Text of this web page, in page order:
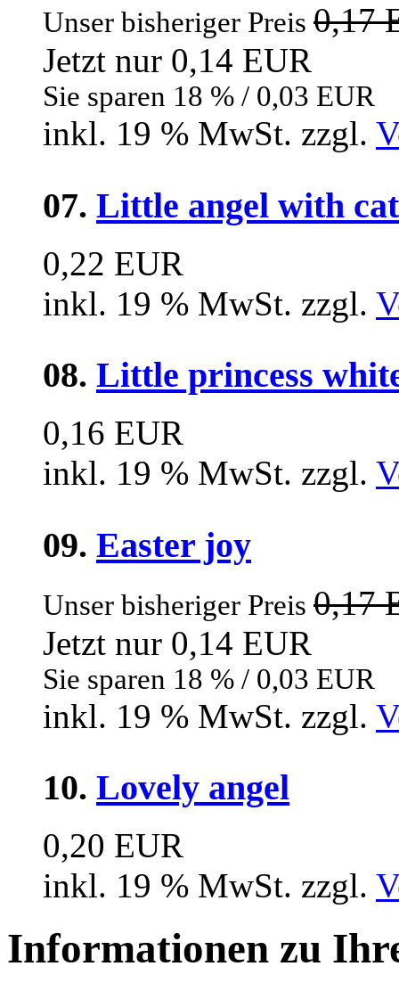
Unser bisheriger Preis 0,17
Jetzt nur 0,14 EUR
Sie sparen 18 % / 0,03 EUR
inkl. 19 % MwSt. zzgl.
07. Little angel with cat
0,22 EUR
inkl. 19 % MwSt. zzgl.
08. Little princess
0,16 EUR
inkl. 19 % MwSt. zzgl.
09. Easter joy
Unser bisheriger Preis 0,17
Jetzt nur 0,14 EUR
Sie sparen 18 % / 0,03 EUR
inkl. 19 % MwSt. zzgl.
10. Lovely angel
0,20 EUR
inkl. 19 % MwSt. zzgl.
Informationen zu